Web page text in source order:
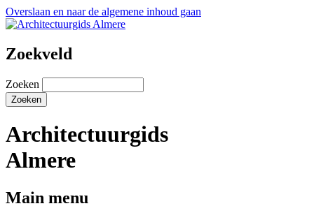
Overslaan en naar de algemene inhoud gaan
Zoekveld
Zoeken
Architectuurgids
Almere
Main menu